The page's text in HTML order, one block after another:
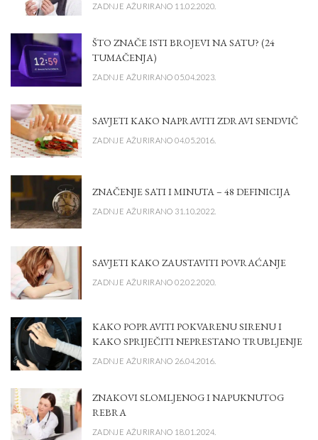
ZADNJE AŽURIRANO 11.02.2020.
ŠTO ZNAČE ISTI BROJEVI NA SATU? (24
TUMAČENJA)
ZADNJE AŽURIRANO 05.04.2023.
SAVJETI KAKO NAPRAVITI ZDRAVI SENDVIČ
ZADNJE AŽURIRANO 04.05.2016.
ZNAČENJE SATI I MINUTA – 48 DEFINICIJA
ZADNJE AŽURIRANO 31.10.2022.
SAVJETI KAKO ZAUSTAVITI POVRAĆANJE
ZADNJE AŽURIRANO 02.02.2020.
KAKO POPRAVITI POKVARENU SIRENU I
KAKO SPRIJEČITI NEPRESTANO TRUBLJENJE
ZADNJE AŽURIRANO 26.04.2016.
ZNAKOVI SLOMLJENOG I NAPUKNUTOG
REBRA
ZADNJE AŽURIRANO 18.01.2024.